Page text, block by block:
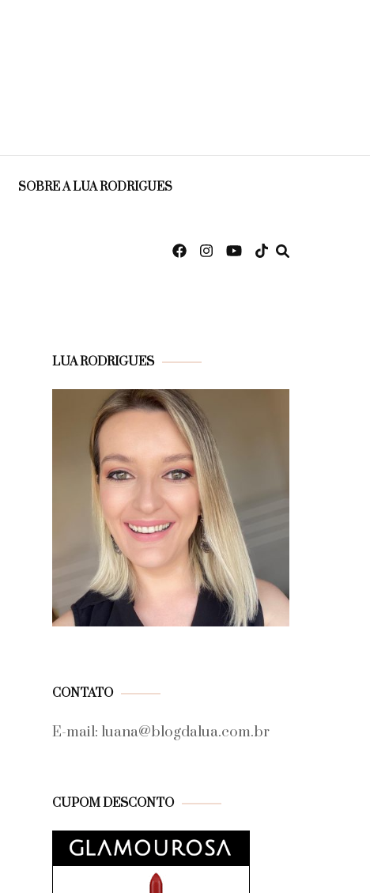
SOBRE A LUA RODRIGUES
LUA RODRIGUES
CONTATO
E-mail: luana@blogdalua.com.br
CUPOM DESCONTO